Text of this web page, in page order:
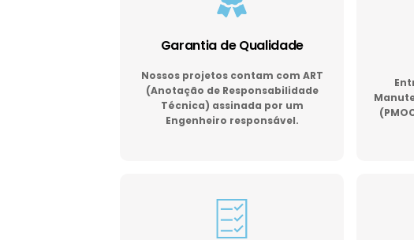
Garantia de Qualidade
Nossos projetos contam com ART
(Anotação de Responsabilidade
Técnica) assinada por um
Engenheiro responsável.